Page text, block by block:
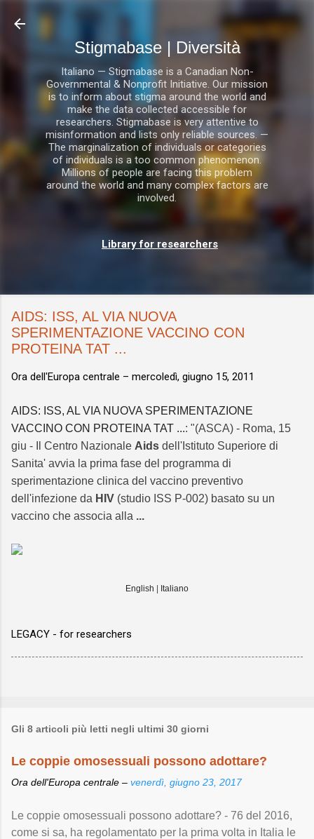
Passa ai contenuti principali
Stigmabase | Diversità
Italiano — Stigmabase is a Canadian Non-
Governmental & Nonprofit Initiative. Our mission
is to inform about stigma around the world and
make the data collected accessible for
researchers. Stigmabase is very attentive to
misinformation and lists only reliable sources. —
The marginalization of individuals or categories
of individuals is a too common phenomenon.
Millions of people are facing this problem
around the world and many complex factors are
involved.
Library for researchers
AIDS: ISS, AL VIA NUOVA
SPERIMENTAZIONE VACCINO CON
PROTEINA TAT ...
Ora dell'Europa centrale – mercoledì, giugno 15, 2011
AIDS: ISS, AL VIA NUOVA SPERIMENTAZIONE
VACCINO CON PROTEINA TAT ...: "(ASCA) - Roma, 15
giu - Il Centro Nazionale Aids dell'Istituto Superiore di
Sanita' avvia la prima fase del programma di
sperimentazione clinica del vaccino preventivo
dell'infezione da HIV (studio ISS P-002) basato su un
vaccino che associa alla ...
English Italiano
LEGACY - for researchers
Gli 8 articoli più letti negli ultimi 30 giorni
Le coppie omosessuali possono adottare?
Ora dell'Europa centrale – venerdì, giugno 23, 2017
Le coppie omosessuali possono adottare? - 76 del 2016,
come si sa, ha regolamentato per la prima volta in Italia le